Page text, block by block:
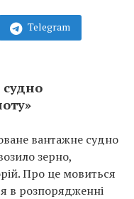
Telegram
судно
вантажне судно
зерно,
Про це мовиться
в розпорядженні